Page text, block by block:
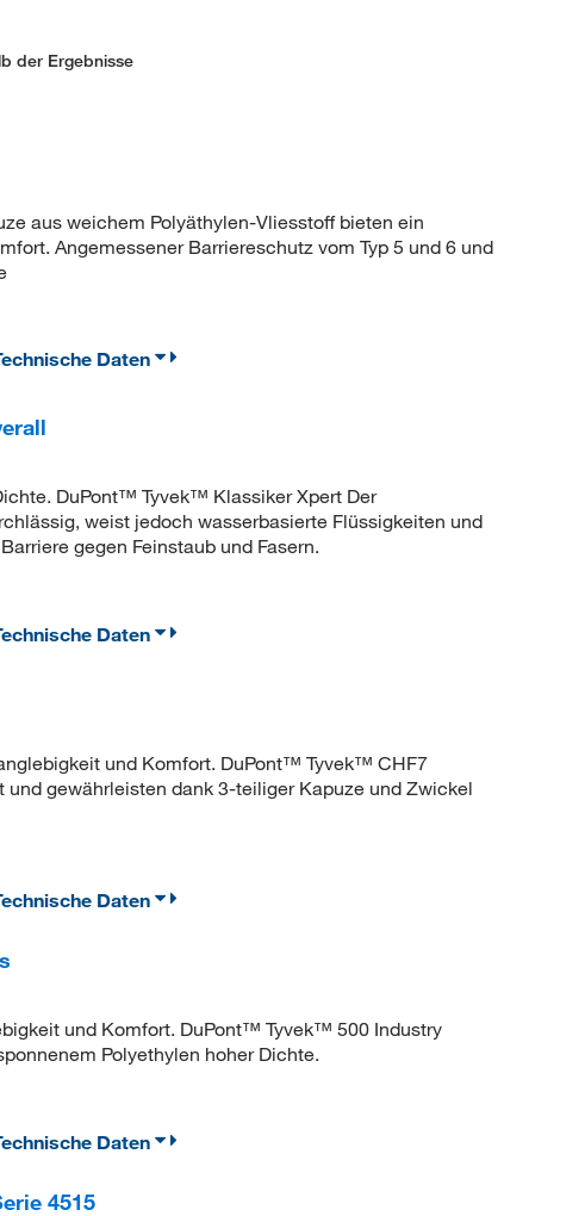
der Ergebnisse
aus weichem Polyäthylen-Vliesstoff bieten ein
Angemessener Barriereschutz vom Typ 5 und 6 und
Daten
DuPont™ Tyvek™ Klassiker Xpert Der
weist jedoch wasserbasierte Flüssigkeiten und
gegen Feinstaub und Fasern.
Daten
und Komfort. DuPont™ Tyvek™ CHF7
gewährleisten dank 3-teiliger Kapuze und Zwickel
Daten
und Komfort. DuPont™ Tyvek™ 500 Industry
Polyethylen hoher Dichte.
Daten
4515